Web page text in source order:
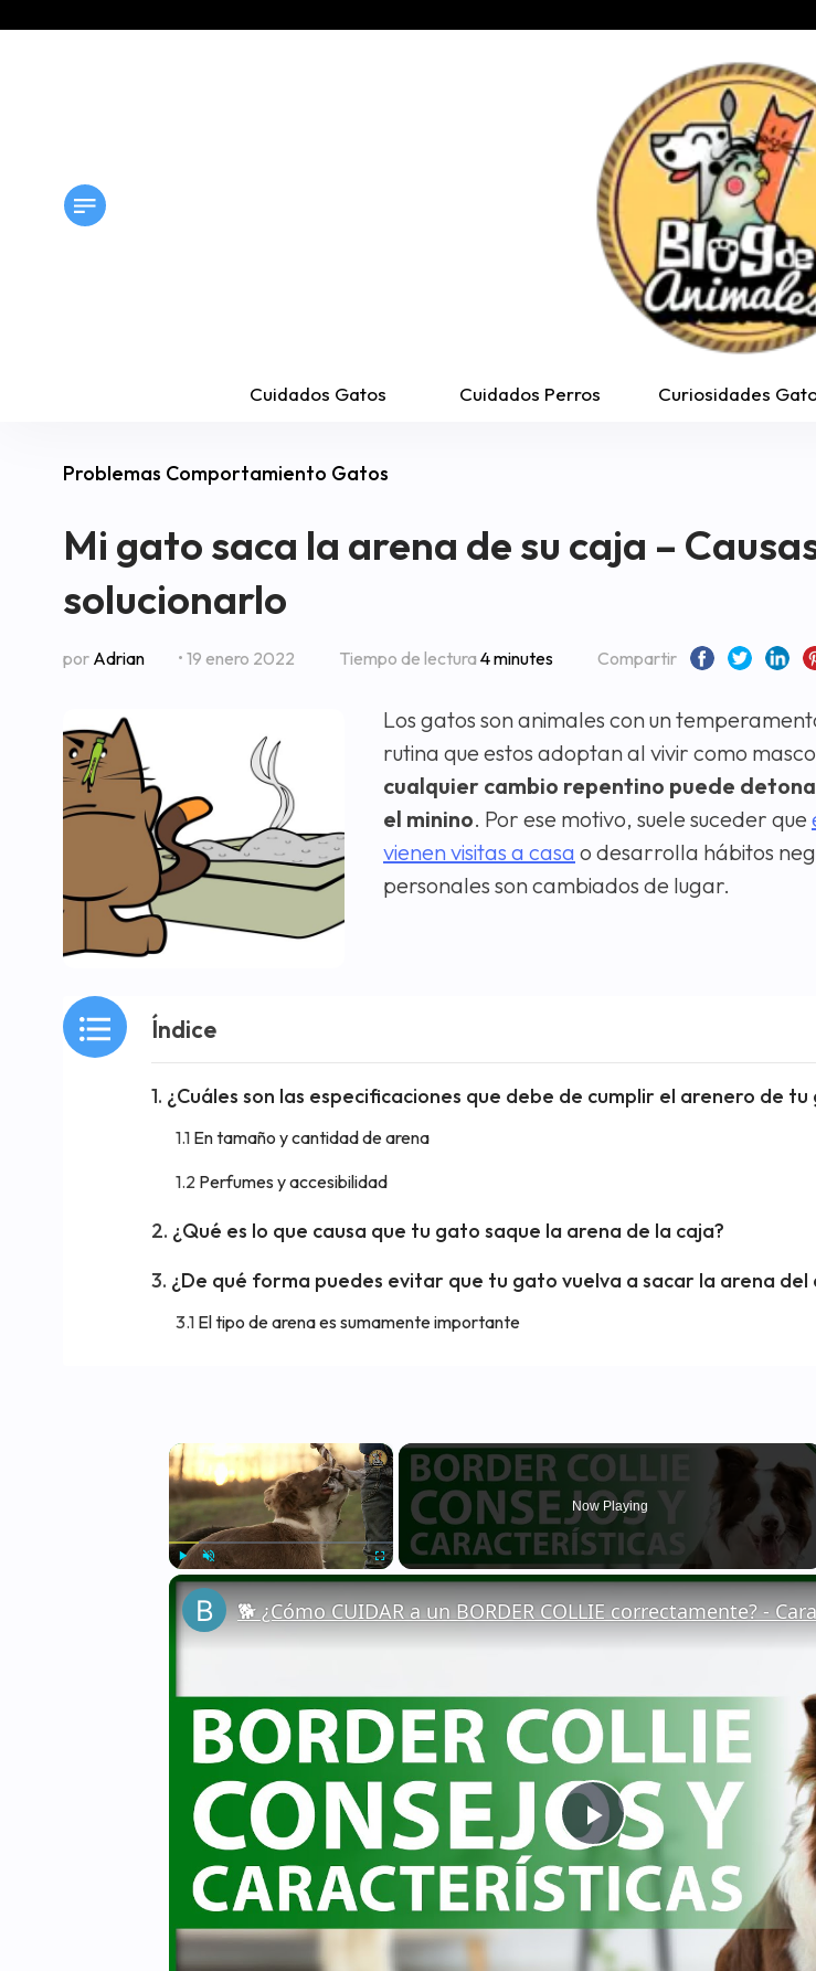
Cuidados Gatos Cuidados Perros Curiosidades
Problemas Comportamiento Gatos
Mi gato saca la arena de su caja –
solucionarlo
por Adrian • 19 enero 2022 Tiempo de lectura4 minutes Compartir
Los gatos son animales con un
rutina que estos adoptan al vivir como
cualquier cambio repentino puede
el minino. Por ese motivo, suele suceder que
vienen visitas a casa o desarrolla hábitos
personales son cambiados de lugar.
Índice
¿Cuáles son las especificaciones que debe de cumplir el arenero de tu
En tamaño y cantidad de arena
Perfumes y accesibilidad
¿Qué es lo que causa que tu gato saque la arena de la caja?
¿De qué forma puedes evitar que tu gato vuelva a sacar la arena del
El tipo de arena es sumamente importante
×
Play Unmute Fullscreen
Now Playing
Play
Video